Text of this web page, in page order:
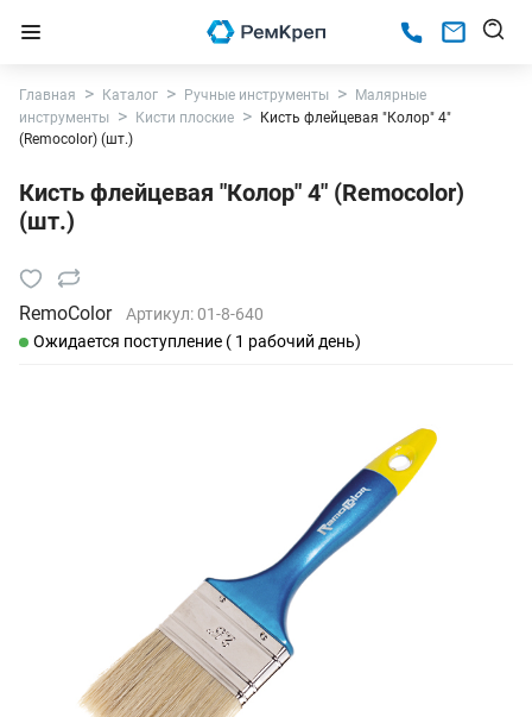
Главная Каталог Ручные инструменты
Малярные
инструменты
Кисти плоские
Кисть флейцевая "Колор" 4"
(Remocolor) (шт.)
Кисть флейцевая "Колор" 4" (Remocolor)
(шт.)
RemoColor Артикул:01-8-640
Ожидается поступление ( 1 рабочий день)